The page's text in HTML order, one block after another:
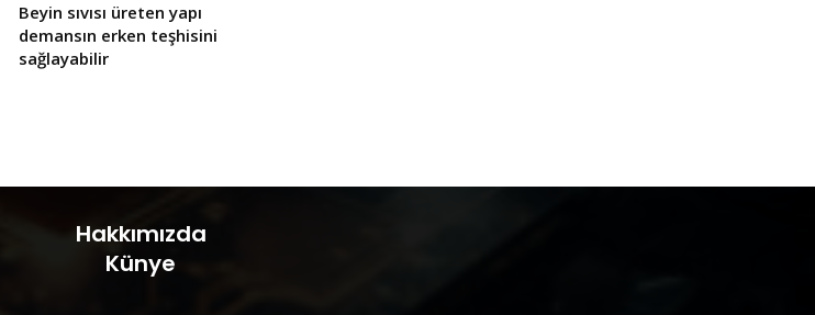
Beyin sıvısı üreten yapı
demansın erken teşhisini
sağlayabilir
Hakkımızda
Künye